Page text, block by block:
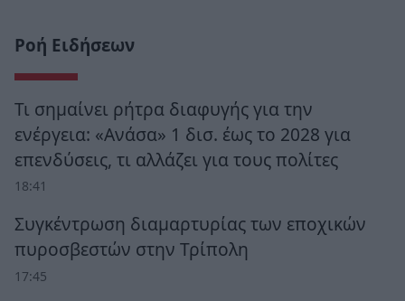
Ροή Ειδήσεων
Τι σημαίνει ρήτρα διαφυγής για την
ενέργεια: «Ανάσα» 1 δισ. έως το 2028 για
επενδύσεις, τι αλλάζει για τους πολίτες
18:41
Συγκέντρωση διαμαρτυρίας των εποχικών
πυροσβεστών στην Τρίπολη
17:45